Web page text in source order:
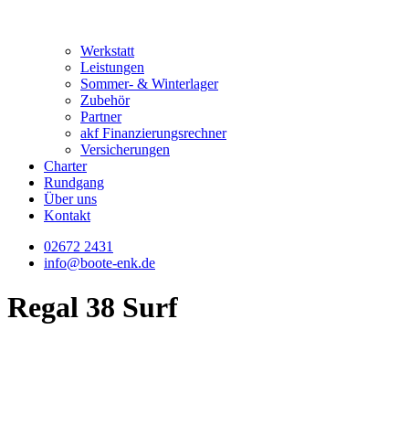
Werkstatt
Leistungen
Sommer- & Winterlager
Zubehör
Partner
akf Finanzierungsrechner
Versicherungen
Charter
Rundgang
Über uns
Kontakt
02672 2431
info@boote-enk.de
Regal 38 Surf